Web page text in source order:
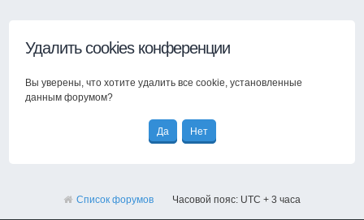
Удалить cookies конференции
Вы уверены, что хотите удалить все cookie, установленные
данным форумом?
Список форумов Часовой пояс: UTC + 3 часа